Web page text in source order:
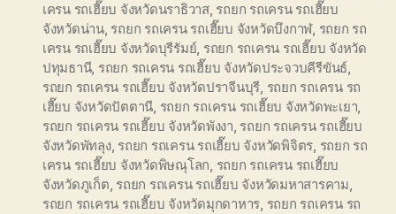
เครน รถเฮี๊ยบ จังหวัดนราธิวาส, รถยก รถเครน รถเฮี๊ยบ
จังหวัดน่าน, รถยก รถเครน รถเฮี๊ยบ จังหวัดบึงกาฬ, รถยก รถ
เครน รถเฮี๊ยบ จังหวัดบุรีรัมย์, รถยก รถเครน รถเฮี๊ยบ จังหวัด
ปทุมธานี, รถยก รถเครน รถเฮี๊ยบ จังหวัดประจวบคีรีขันธ์,
รถยก รถเครน รถเฮี๊ยบ จังหวัดปราจีนบุรี, รถยก รถเครน รถ
เฮี๊ยบ จังหวัดปัตตานี, รถยก รถเครน รถเฮี๊ยบ จังหวัดพะเยา,
รถยก รถเครน รถเฮี๊ยบ จังหวัดพังงา, รถยก รถเครน รถเฮี๊ยบ
จังหวัดพัทลุง, รถยก รถเครน รถเฮี๊ยบ จังหวัดพิจิตร, รถยก รถ
เครน รถเฮี๊ยบ จังหวัดพิษณุโลก, รถยก รถเครน รถเฮี๊ยบ
จังหวัดภูเก็ต, รถยก รถเครน รถเฮี๊ยบ จังหวัดมหาสารคาม,
รถยก รถเครน รถเฮี๊ยบ จังหวัดมุกดาหาร, รถยก รถเครน รถ